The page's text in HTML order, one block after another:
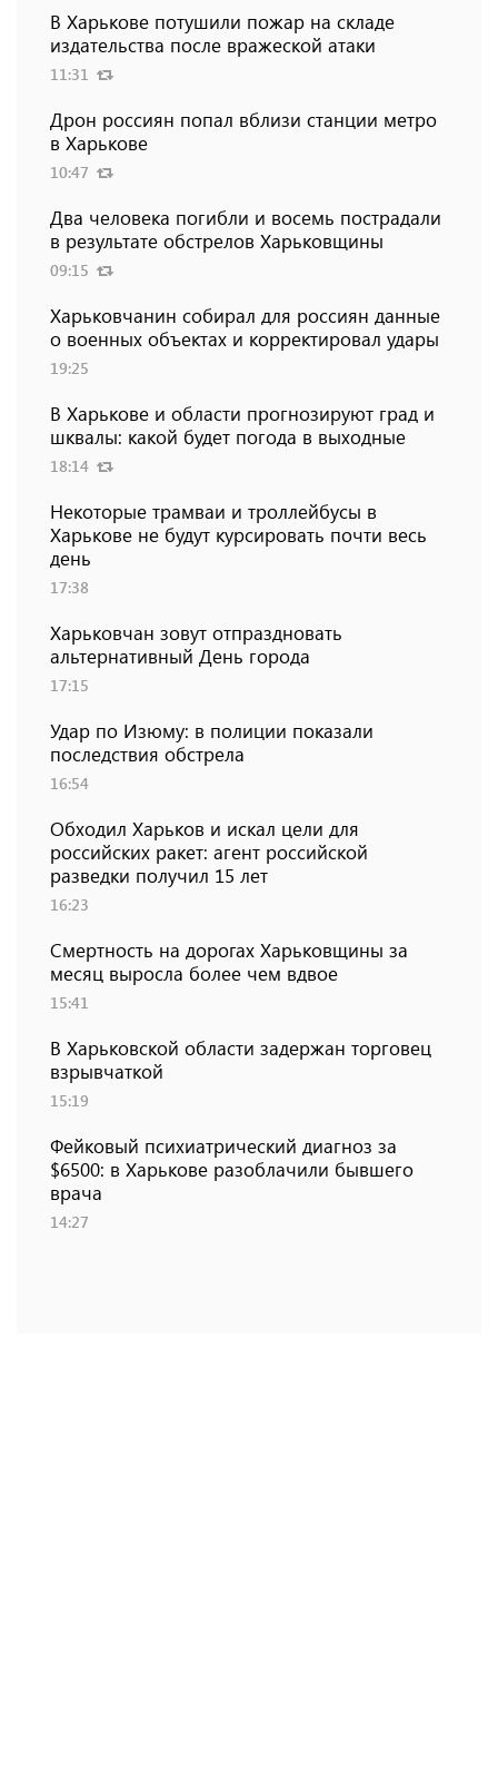
В Харькове потушили пожар на складе
издательства после вражеской атаки
11:31
Дрон россиян попал вблизи станции метро
в Харькове
10:47
Два человека погибли и восемь пострадали
в результате обстрелов Харьковщины
09:15
Харьковчанин собирал для россиян данные
о военных объектах и ​​корректировал удары
19:25
В Харькове и области прогнозируют град и
шквалы: какой будет погода в выходные
18:14
Некоторые трамваи и троллейбусы в
Харькове не будут курсировать почти весь
день
17:38
Харьковчан зовут отпраздновать
альтернативный День города
17:15
Удар по Изюму: в полиции показали
последствия обстрела
16:54
Обходил Харьков и искал цели для
российских ракет: агент российской
разведки получил 15 лет
16:23
Смертность на дорогах Харьковщины за
месяц выросла более чем вдвое
15:41
В Харьковской области задержан торговец
взрывчаткой
15:19
Фейковый психиатрический диагноз за
$6500: в Харькове разоблачили бывшего
врача
14:27